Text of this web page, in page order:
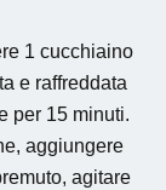
1 cucchiaino
e raffreddata
per 15 minuti.
aggiungere
agitare